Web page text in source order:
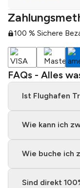
100 % Sichere
FAQs - Alles
Ist Flughafen
Wie kann ich
Wie buche ich
Sind direkt